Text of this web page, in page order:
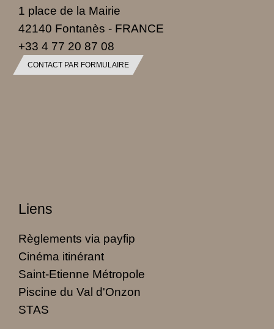
1 place de la Mairie
42140 Fontanès - FRANCE
+33 4 77 20 87 08
CONTACT PAR FORMULAIRE
Liens
Règlements via payfip
Cinéma itinérant
Saint-Etienne Métropole
Piscine du Val d'Onzon
STAS